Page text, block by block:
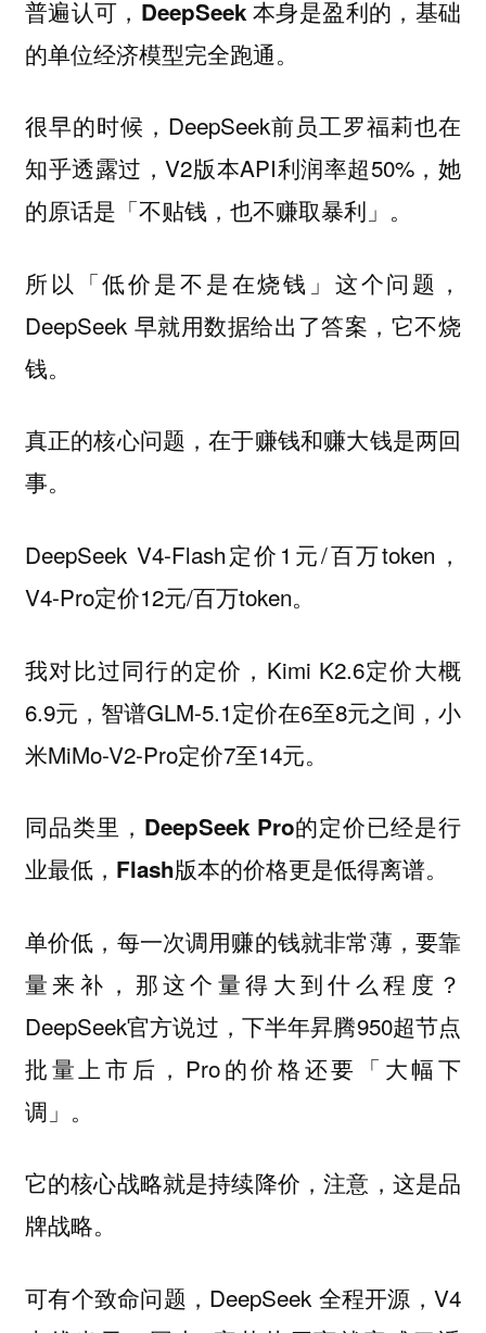
普遍认可，DeepSeek 本身是盈利的，基础
的单位经济模型完全跑通。
很早的时候，DeepSeek前员工罗福莉也在
知乎透露过，V2版本API利润率超50%，她
的原话是「不贴钱，也不赚取暴利」。
所以「低价是不是在烧钱」这个问题，
DeepSeek 早就用数据给出了答案，它不烧
钱。
真正的核心问题，在于赚钱和赚大钱是两回
事。
DeepSeek V4-Flash定价1元/百万token，
V4-Pro定价12元/百万token。
我对比过同行的定价，Kimi K2.6定价大概
6.9元，智谱GLM-5.1定价在6至8元之间，小
米MiMo-V2-Pro定价7至14元。
同品类里，DeepSeek Pro的定价已经是行
业最低，Flash版本的价格更是低得离谱。
单价低，每一次调用赚的钱就非常薄，要靠
量来补，那这个量得大到什么程度？
DeepSeek官方说过，下半年昇腾950超节点
批量上市后，Pro的价格还要「大幅下
调」。
它的核心战略就是持续降价，注意，这是品
牌战略。
可有个致命问题，DeepSeek 全程开源，V4